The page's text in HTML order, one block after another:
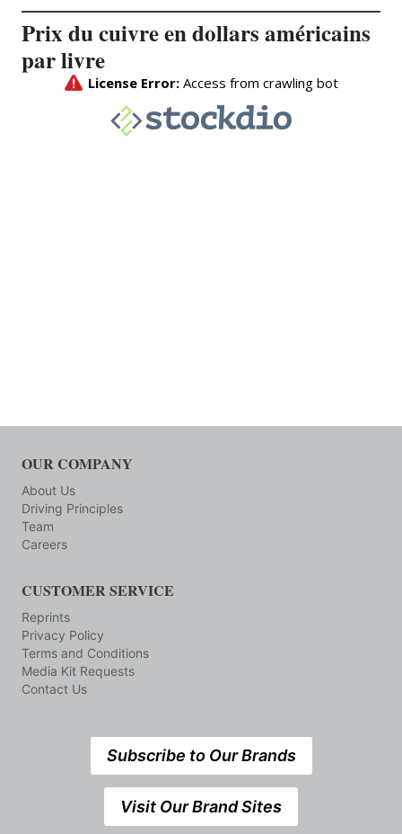
Prix du cuivre en dollars américains
par livre
OUR COMPANY
About Us
Driving Principles
Team
Careers
CUSTOMER SERVICE
Reprints
Privacy Policy
Terms and Conditions
Media Kit Requests
Contact Us
Subscribe to Our Brands
Visit Our Brand Sites